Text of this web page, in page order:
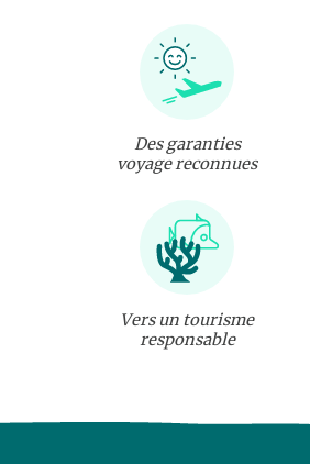
Des garanties
voyage reconnues
Vers un tourisme
responsable